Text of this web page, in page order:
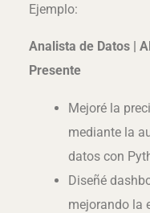
Ejemplo:
Analista de Datos |
Presente
Mejoré la
mediante la
datos con
Diseñé
mejorando la